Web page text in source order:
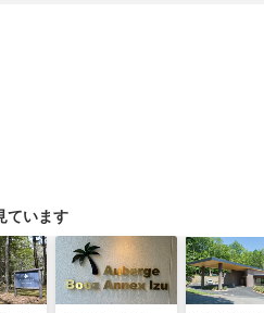
室・洗面所・トイレ
※6名利用時はソファベッド）
ています